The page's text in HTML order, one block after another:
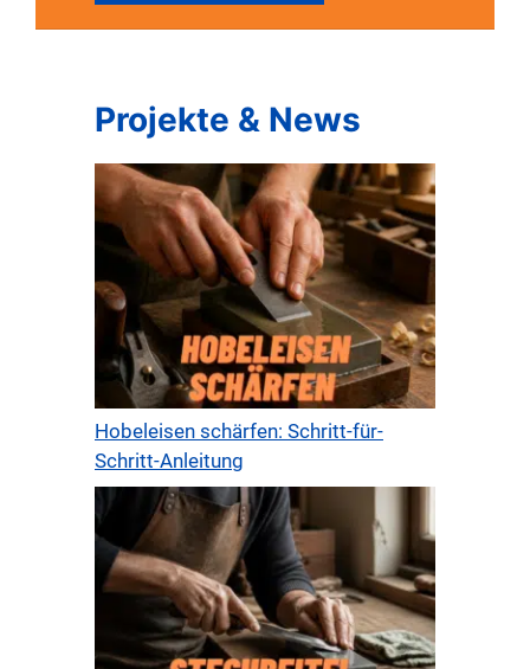
Projekte & News
Hobeleisen schärfen: Schritt-für-
Schritt-Anleitung